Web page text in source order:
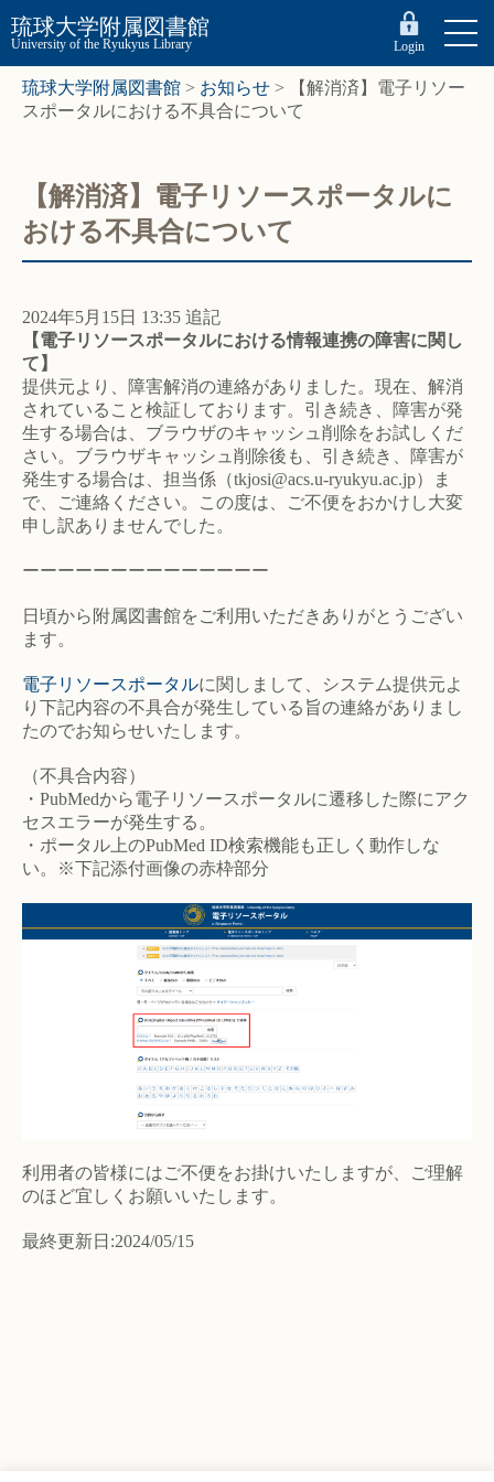
琉球大学附属図書館
University of the Ryukyus Library Login
琉球大学附属図書館 > お知らせ >
【解消済】電子リソー
スポータルにおける不具合について
【解消済】電子リソースポータルに
おける不具合について
2024年5月15日 13:35 追記
【電子リソースポータルにおける情報連携の障害に関し
て】
提供元より、障害解消の連絡がありました。現在、解消
されていること検証しております。引き続き、障害が発
生する場合は、ブラウザのキャッシュ削除をお試しくだ
さい。ブラウザキャッシュ削除後も、引き続き、障害が
発生する場合は、担当係（tkjosi@acs.u-ryukyu.ac.jp）ま
で、ご連絡ください。この度は、ご不便をおかけし大変
申し訳ありませんでした。
ーーーーーーーーーーーーーー
日頃から附属図書館をご利用いただきありがとうござい
ます。
電子リソースポータルに関しまして、システム提供元よ
り下記内容の不具合が発生している旨の連絡がありまし
たのでお知らせいたします。
（不具合内容）
・PubMedから電子リソースポータルに遷移した際にアク
セスエラーが発生する。
・ポータル上のPubMed ID検索機能も正しく動作しな
い。※下記添付画像の赤枠部分
利用者の皆様にはご不便をお掛けいたしますが、ご理解
のほど宜しくお願いいたします。
最終更新日:2024/05/15